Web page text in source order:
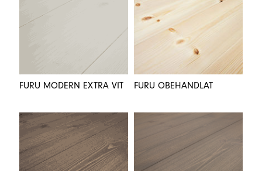
FURU MODERN EXTRA VIT FURU OBEHANDLAT